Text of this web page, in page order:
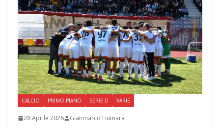
CALCIO PRIMO PIANO SERIE D VARIE
28 Aprile 2026 Gianmarco Fiumara